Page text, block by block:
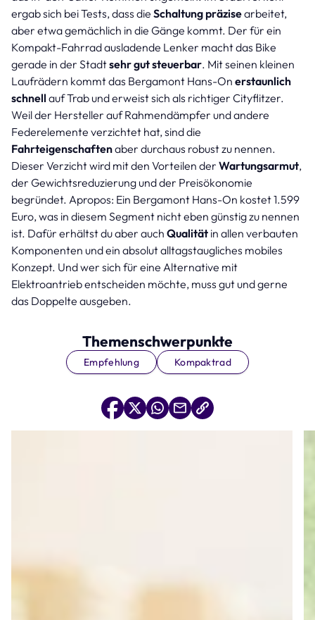
ergab sich bei Tests, dass die Schaltung präzisearbeitet,
aber etwa gemächlich in die Gänge kommt. Der für ein
Kompakt-Fahrrad ausladende Lenker macht das Bike
gerade in der Stadtsehr gut steuerbar. Mit seinen kleinen
Laufrädern kommt das Bergamont Hans-On erstaunlich
schnell auf Trab und erweist sich als richtiger Cityflitzer.
Weil der Hersteller auf Rahmendämpfer und andere
Federelemente verzichtet hat, sind die
Fahrteigenschaftenaber durchaus robust zu nennen.
Dieser Verzicht wird mit den Vorteilen der Wartungsarmut,
der Gewichtsreduzierung und der Preisökonomie
begründet. Apropos: Ein Bergamont Hans-On kostet 1.599
Euro, was in diesem Segment nicht eben günstig zu nennen
ist. Dafür erhältst du aber auch Qualität in allen verbauten
Komponenten und ein absolut alltagstaugliches mobiles
Konzept. Und wer sich für eine Alternative mit
Elektroantrieb entscheiden möchte, muss gut und gerne
das Doppelte ausgeben.
Themenschwerpunkte
Empfehlung Kompaktrad